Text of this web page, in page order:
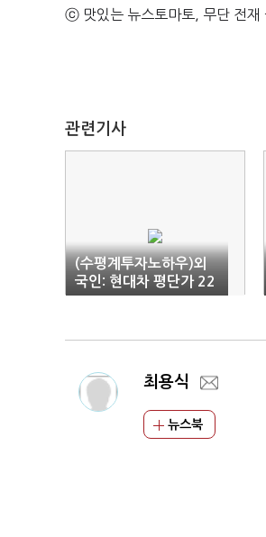
ⓒ 맛있는 뉴스토마토, 무단 전재
관련기사
(수평계투자노하우)외
국인: 현대차 평단가 22
만5463원 매수
최용식
뉴스북